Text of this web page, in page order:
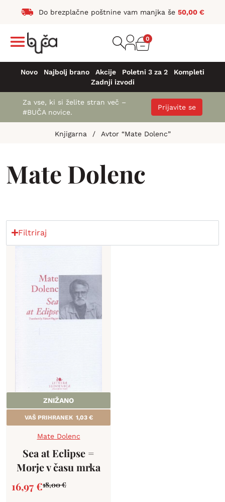
Do brezplačne poštnine vam manjka še 50,00 €
0
Novo Najbolj brano Akcije Poletni 3 za 2
Kompleti
Zadnji izvodi
Za vse, ki si želite stran več –
#BUČA novice.
Prijavite se
Knjigarna / Avtor “Mate Dolenc”
Mate Dolenc
Filtriraj
ZNIŽANO
VAŠ PRIHRANEK 1,03 €
Mate Dolenc
Sea at Eclipse =
Morje v času mrka
18,00€
16,97€